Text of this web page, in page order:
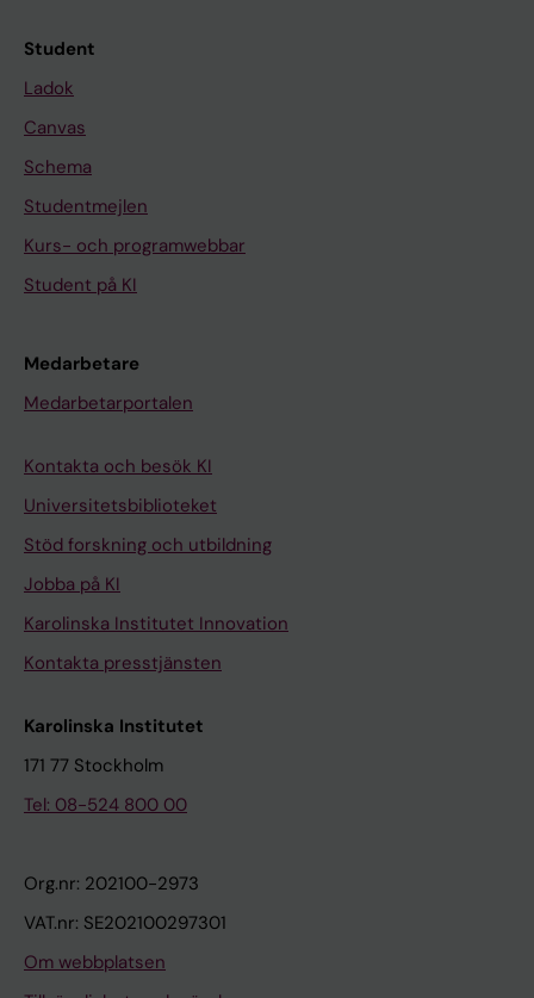
Student
Ladok
Canvas
Schema
Studentmejlen
Kurs- och programwebbar
Student på KI
Medarbetare
Medarbetarportalen
Kontakta och besök KI
Universitetsbiblioteket
Stöd forskning och utbildning
Jobba på KI
Karolinska Institutet Innovation
Kontakta presstjänsten
Karolinska Institutet
171 77 Stockholm
Tel: 08-524 800 00
Org.nr: 202100-2973
VAT.nr: SE202100297301
Om webbplatsen